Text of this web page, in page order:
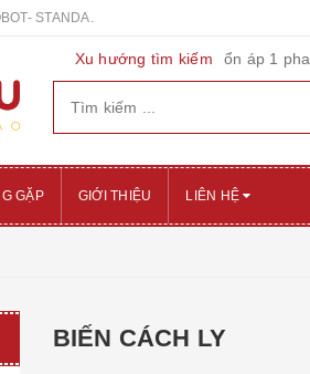
STANDA.
Xu hướng tìm kiếm ổn áp 1 pha
GẶP GIỚI THIỆU LIÊN HỆ
BIẾN CÁCH LY